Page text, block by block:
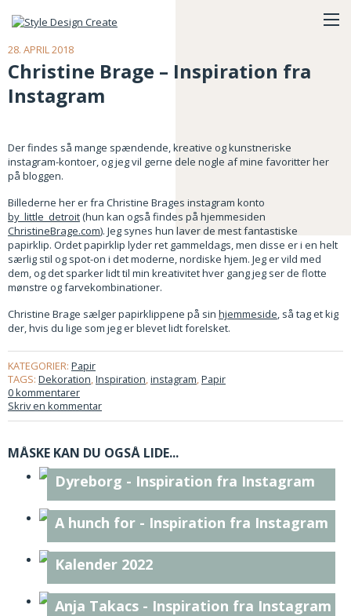
28. APRIL 2018
Christine Brage – Inspiration fra
Instagram
Der findes så mange spændende, kreative og kunstneriske
instagram-kontoer, og jeg vil gerne dele nogle af mine favoritter her
på bloggen.
Billederne her er fra Christine Brages instagram konto
by_little_detroit(hun kan også findes på hjemmesiden
ChristineBrage.com). Jeg synes hun laver de mest fantastiske
papirklip. Ordet papirklip lyder ret gammeldags, men disse er i en helt
særlig stil og spot-on i det moderne, nordiske hjem. Jeg er vild med
dem, og det sparker lidt til min kreativitet hver gang jeg ser de flotte
mønstre og farvekombinationer.
Christine Brage sælger papirklippene på sin hjemmeside, så tag et kig
der, hvis du lige som jeg er blevet lidt forelsket.
KATEGORIER: Papir
TAGS: Dekoration,Inspiration,instagram,Papir
0 kommentarer
Skriv en kommentar
MÅSKE KAN DU OGSÅ LIDE...
Dyreborg - Inspiration fra Instagram
A hunch for - Inspiration fra Instagram
Kalender 2022
Anja Takacs - Inspiration fra Instagram